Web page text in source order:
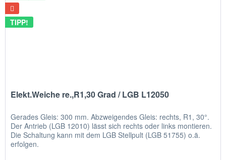
TIPP!
Elekt.Weiche re.,R1,30 Grad / LGB L12050
Gerades Gleis: 300 mm. Abzweigendes Gleis: rechts, R1, 30°.
Der Antrieb (LGB 12010) lässt sich rechts oder links montieren.
Die Schaltung kann mit dem LGB Stellpult (LGB 51755) o.ä.
erfolgen.